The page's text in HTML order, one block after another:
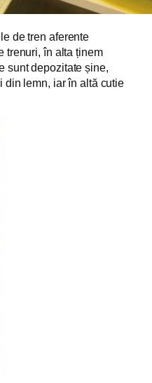
de tren aferente
trenuri, în alta ținem
sunt depozitate șine,
din lemn, iar în altă cutie